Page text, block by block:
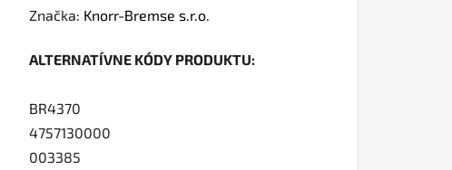
hodnotenie
je
z
5
hviezdičiek.
Značka: Knorr-Bremse s.r.o.
ALTERNATÍVNE KÓDY PRODUKTU:
BR4370
4757130000
003385